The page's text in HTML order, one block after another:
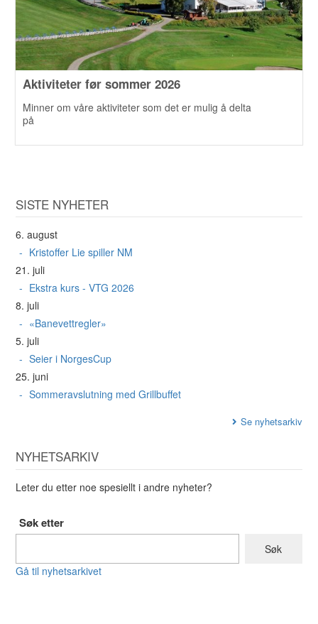
Aktiviteter før sommer 2026
Minner om våre aktiviteter som det er mulig å delta
på
SISTE NYHETER
6. august
Kristoffer Lie spiller NM
21. juli
Ekstra kurs - VTG 2026
8. juli
«Banevettregler»
5. juli
Seier i NorgesCup
25. juni
Sommeravslutning med Grillbuffet
Se nyhetsarkiv
NYHETSARKIV
Leter du etter noe spesiellt i andre nyheter?
Søk etter
Gå til nyhetsarkivet